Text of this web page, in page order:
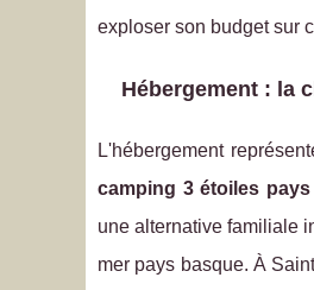
exploser son budget sur
Hébergement : la
L'hébergement
camping 3 étoiles
une alternative familiale
mer pays basque. À